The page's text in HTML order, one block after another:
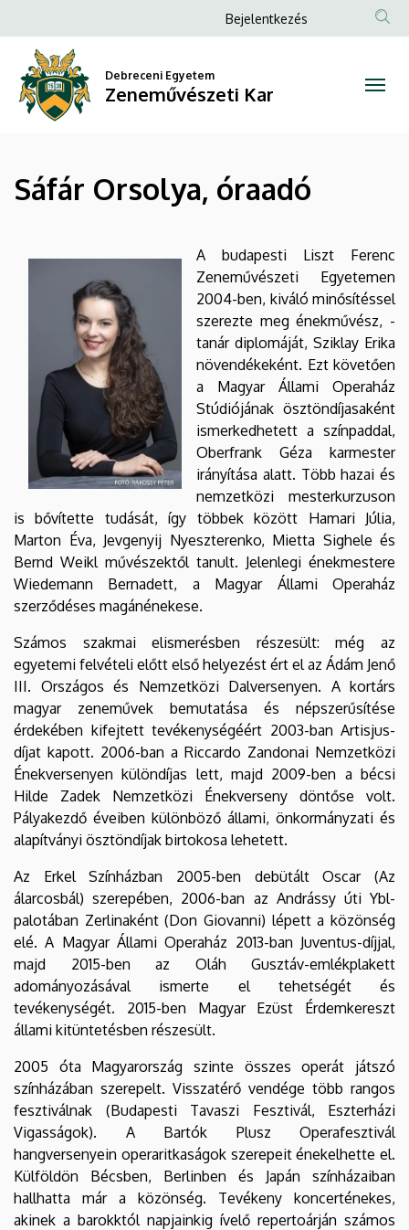
Orsolya,
óraadó
Zeneművészeti
Kar
a
tartalomra
Anonim
menüje
Bejelentkezés
Debreceni Egyetem
Zeneművészeti Kar
Sáfár Orsolya, óraadó
A budapesti Liszt Ferenc
Zeneművészeti Egyetemen
2004-ben, kiváló minősítéssel
szerezte meg énekművész, -
tanár diplomáját, Sziklay Erika
növendékeként. Ezt követően
a Magyar Állami Operaház
Stúdiójának ösztöndíjasaként
ismerkedhetett a színpaddal,
Oberfrank Géza karmester
irányítása alatt. Több hazai és
nemzetközi mesterkurzuson
is bővítette tudását, így többek között Hamari Júlia,
Marton Éva, Jevgenyij Nyeszterenko, Mietta Sighele és
Bernd Weikl művészektől tanult. Jelenlegi énekmestere
Wiedemann Bernadett, a Magyar Állami Operaház
szerződéses magánénekese.
Számos szakmai elismerésben részesült: még az
egyetemi felvételi előtt első helyezést ért el az Ádám Jenő
III. Országos és Nemzetközi Dalversenyen. A kortárs
magyar zeneművek bemutatása és népszerűsítése
érdekében kifejtett tevékenységéért 2003-ban Artisjus-
díjat kapott. 2006-ban a Riccardo Zandonai Nemzetközi
Énekversenyen különdíjas lett, majd 2009-ben a bécsi
Hilde Zadek Nemzetközi Énekverseny döntőse volt.
Pályakezdő éveiben különböző állami, önkormányzati és
alapítványi ösztöndíjak birtokosa lehetett.
Az Erkel Színházban 2005-ben debütált Oscar (Az
álarcosbál) szerepében, 2006-ban az Andrássy úti Ybl-
palotában Zerlinaként (Don Giovanni) lépett a közönség
elé. A Magyar Állami Operaház 2013-ban Juventus-díjjal,
majd 2015-ben az Oláh Gusztáv-emlékplakett
adományozásával ismerte el tehetségét és
tevékenységét. 2015-ben Magyar Ezüst Érdemkereszt
állami kitüntetésben részesült.
2005 óta Magyarország szinte összes operát játszó
színházában szerepelt. Visszatérő vendége több rangos
fesztiválnak (Budapesti Tavaszi Fesztivál, Eszterházi
Vigasságok). A Bartók Plusz Operafesztivál
hangversenyein operaritkaságok szerepeit énekelhette el.
Külföldön Bécsben, Berlinben és Japán színházaiban
hallhatta már a közönség. Tevékeny koncerténekes,
akinek a barokktól napjainkig ívelő repertoárján számos